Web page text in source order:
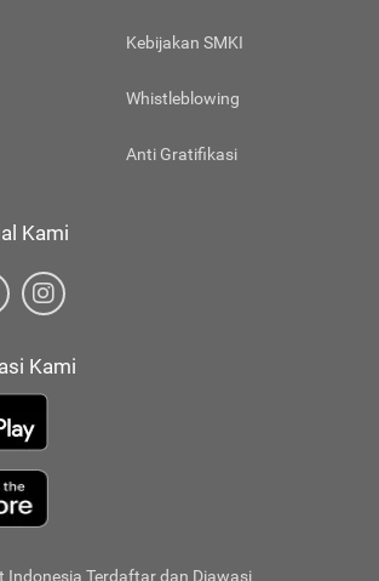
Kebijakan SMKI
Whistleblowing
Anti Gratifikasi
Kami
Kami
Indonesia Terdaftar dan Diawasi